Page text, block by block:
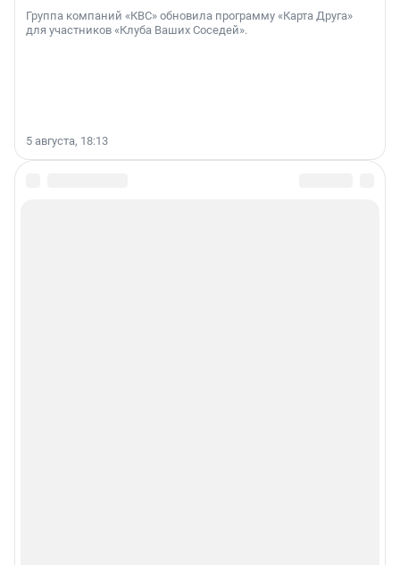
Группа компаний «КВС» обновила программу «Карта Друга»
для участников «Клуба Ваших Соседей».
5 августа, 18:13